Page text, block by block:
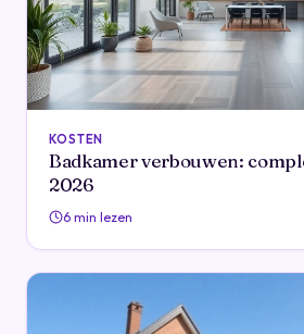
KOSTEN
Badkamer verbouwen:
2026
6 min lezen